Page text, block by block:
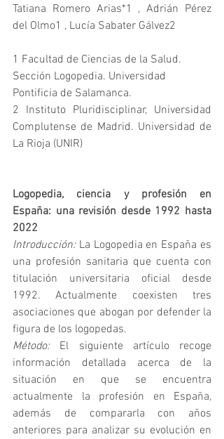
Tatiana Romero Arias*1 , Adrián Pérez
del Olmo1 , Lucía Sabater Gálvez2
1 Facultad de Ciencias de la Salud.
Sección Logopedia. Universidad
Pontificia de Salamanca.
2 Instituto Pluridisciplinar, Universidad
Complutense de Madrid. Universidad de
La Rioja (UNIR)
Logopedia, ciencia y profesión en
España: una revisión desde 1992 hasta
2022
Introducción: La Logopedia en España es
una profesión sanitaria que cuenta con
titulación universitaria oficial desde
1992. Actualmente coexisten tres
asociaciones que abogan por defender la
figura de los logopedas.
Método: El siguiente artículo recoge
información detallada acerca de la
situación en que se encuentra
actualmente la profesión en España,
además de compararla con años
anteriores para analizar su evolución en